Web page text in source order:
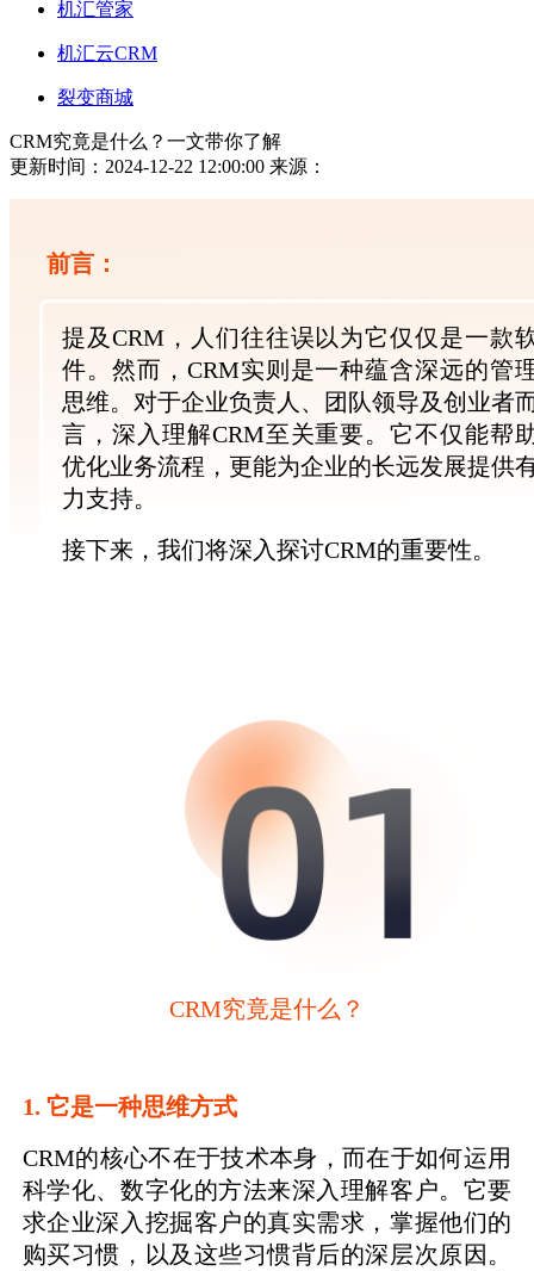
机汇管家
机汇云CRM
裂变商城
CRM究竟是什么？一文带你了解
更新时间：2024-12-22 12:00:00 来源：
前言：
提及CRM，人们往往误以为它仅仅是一款
件。然而，CRM实则是一种蕴含深远的管
思维。对于企业负责人、团队领导及创业者
言，深入理解CRM至关重要。它不仅能帮
优化业务流程，更能为企业的长远发展提供
力支持。
接下来，我们将深入探讨CRM的重要性。
CRM究竟是什么？
1. 它是一种思维方式
CRM的核心不在于技术本身，而在于如何运用
科学化、数字化的方法来深入理解客户。它要
求企业深入挖掘客户的真实需求，掌握他们的
购买习惯，以及这些习惯背后的深层次原因。